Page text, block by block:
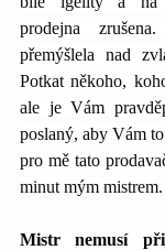
prodejna
přemýšlela nad
Potkat někoho,
ale je Vám
poslaný, aby Vám
pro mě tato
minut mým mistrem.
Mistr nemusí